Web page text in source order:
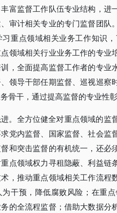
富监督工作队伍专业结构，
审计相关专业的专门监督团
重点领域相关业务工作知识
领域相关行业业务工作的专
，全面提高监督工作者的专
领导干部任期监督、巡视巡
骨干，通过提高监督的专业性彰
。全方位健全对重点领域的
党内监督、国家监督、社会
和突击监督的有机统一，还
点领域权力寻租隐蔽、利益
，推动重点领域相关工作流
干预，降低腐败风险；在重
的全流程监督；借助大数据